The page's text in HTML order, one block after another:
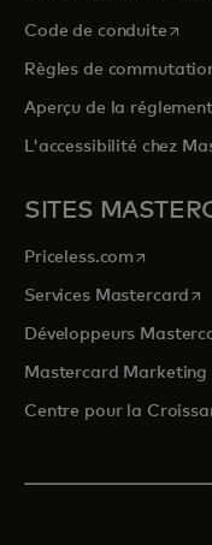
Code de conduite
Règles de
Aperçu de la
L'accessibilité chez
SITES
Priceless.com s’ouvre
Services Mastercard
Développeurs
Mastercard Marketing
Centre pour la